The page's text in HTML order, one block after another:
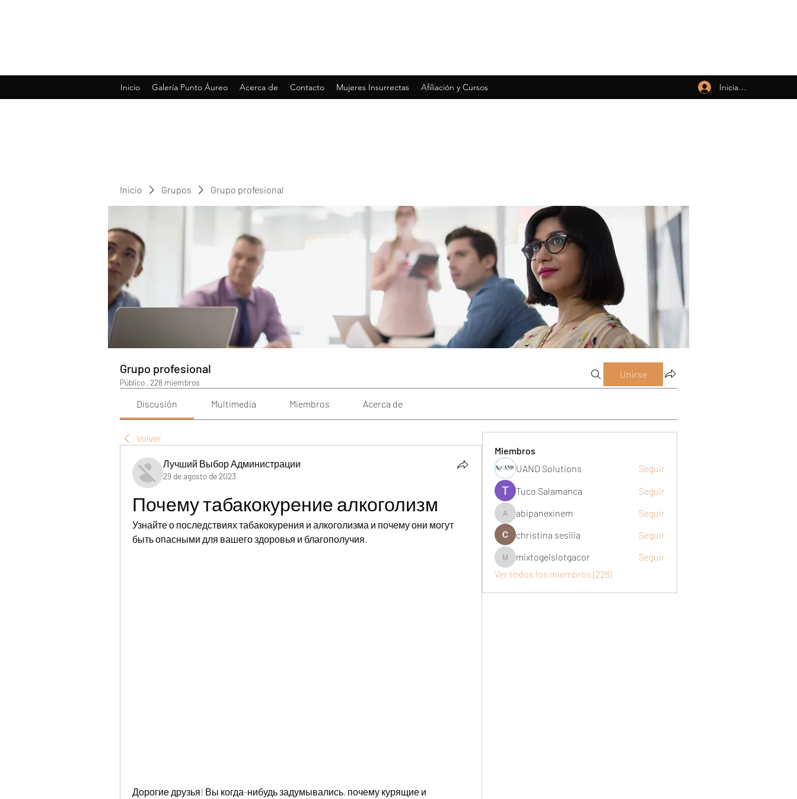
Inicio Galería Punto Áureo Acerca de Contacto Mujeres Insurrectas Afiliación y Cursos Iniciar sesión
Inicio Grupos Grupo profesional
Grupo profesional
Público · 228 miembros
Unirse
Discusión Multimedia Miembros Acerca de
Volver
Лучший Выбор Администрации
29 de agosto de 2023
Почему табакокурение алкоголизм
Узнайте о последствиях табакокурения и алкоголизма и почему они могут
быть опасными для вашего здоровья и благополучия.
Дорогие друзья! Вы когда-нибудь задумывались, почему курящие и
Miembros
UAND Solutions
Seguir
Tuco Salamanca
Seguir
abipanexinem
abipanexinem
Seguir
christina sesilia
Seguir
mixtogelslotgacor
mixtogelslotgacor
Seguir
Ver todos los miembros (228)